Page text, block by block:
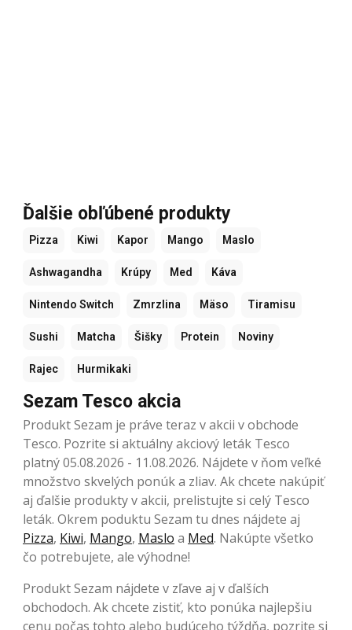
Ďalšie obľúbené produkty
Pizza Kiwi Kapor Mango Maslo
Ashwagandha Krúpy Med Káva
Nintendo Switch Zmrzlina Mäso Tiramisu
Sushi Matcha Šišky Protein Noviny
Rajec Hurmikaki
Sezam Tesco akcia
Produkt Sezam je práve teraz v akcii v obchode
Tesco. Pozrite si aktuálny akciový leták Tesco
platný 05.08.2026 - 11.08.2026. Nájdete v ňom veľké
množstvo skvelých ponúk a zliav. Ak chcete nakúpiť
aj ďalšie produkty v akcii, prelistujte si celý Tesco
leták. Okrem poduktu Sezam tu dnes nájdete aj
Pizza, Kiwi, Mango, Maslo a Med. Nakúpte všetko
čo potrebujete, ale výhodne!
Produkt Sezam nájdete v zľave aj v ďalších
obchodoch. Ak chcete zistiť, kto ponúka najlepšiu
cenu počas tohto alebo budúceho týždňa, pozrite si